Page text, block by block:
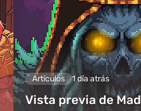
Artículos 1 día atrás
Vista previa de